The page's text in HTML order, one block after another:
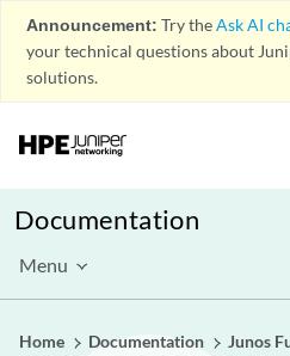
Announcement: Try theAsk AI
your technical questions about
solutions.
Documentation
Menu
Home Documentation
Junos